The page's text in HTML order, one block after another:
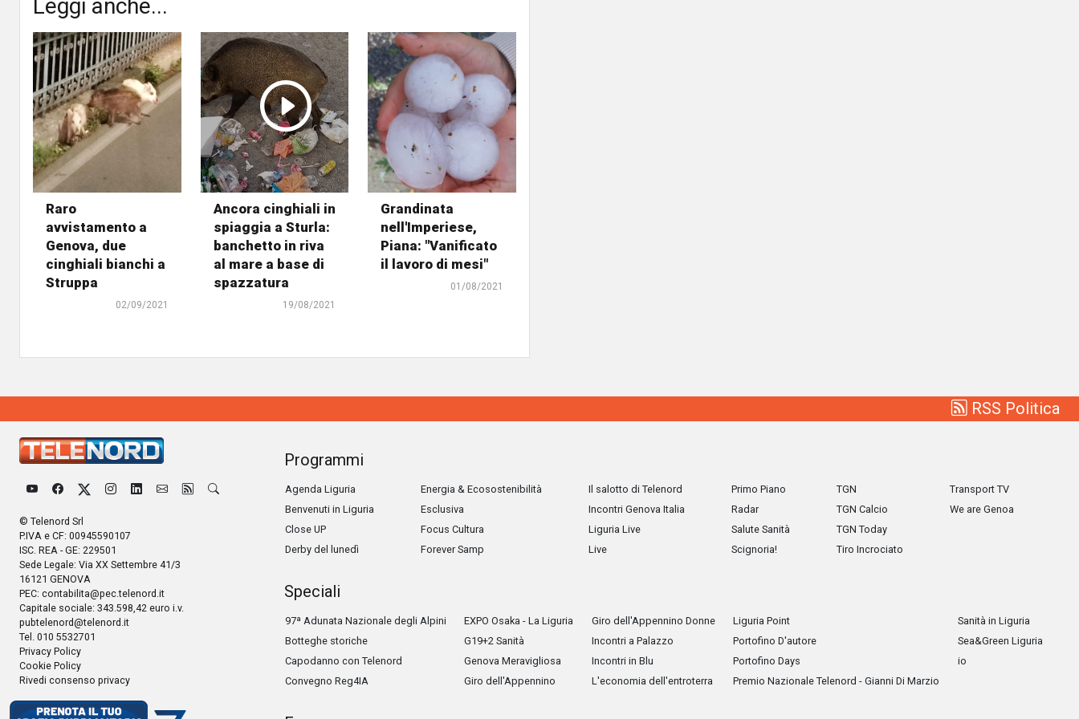
Leggi anche...
Raro
avvistamento a
Genova, due
cinghiali bianchi a
Struppa
02/09/2021
Ancora cinghiali in
spiaggia a Sturla:
banchetto in riva
al mare a base di
spazzatura
19/08/2021
Grandinata
nell'Imperiese,
Piana: "Vanificato
il lavoro di mesi"
01/08/2021
RSS Politica
© Telenord Srl
P.IVA e CF: 00945590107
ISC. REA - GE: 229501
Sede Legale: Via XX Settembre 41/3
16121 GENOVA
PEC: contabilita@pec.telenord.it
Capitale sociale: 343.598,42 euro i.v.
pubtelenord@telenord.it
Tel. 010 5532701
Privacy Policy
Cookie Policy
Rivedi consenso privacy
Programmi
Agenda Liguria
Benvenuti in Liguria
Close UP
Derby del lunedì
Energia & Ecosostenibilità
Esclusiva
Focus Cultura
Forever Samp
Il salotto di Telenord
Incontri Genova Italia
Liguria Live
Live
Primo Piano
Radar
Salute Sanità
Scignoria!
TGN
TGN Calcio
TGN Today
Tiro Incrociato
Transport TV
We are Genoa
Speciali
97ª Adunata Nazionale degli Alpini
Botteghe storiche
Capodanno con Telenord
Convegno Reg4IA
EXPO Osaka - La Liguria
G19+2 Sanità
Genova Meravigliosa
Giro dell'Appennino
Giro dell'Appennino Donne
Incontri a Palazzo
Incontri in Blu
L'economia dell'entroterra
Liguria Point
Portofino D'autore
Portofino Days
Premio Nazionale Telenord - Gianni Di Marzio
Sanità in Liguria
Sea&Green Liguria
io